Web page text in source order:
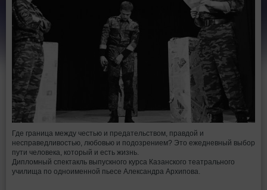
Где граница между честью и предательством, правдой и
несправедливостью, любовью и подозрением? Это ежедневный выбор
пути человека, который и есть жизнь.
Дипломный спектакль выпускного курса Казанского театрального
училища по одноименной пьесе Александра Архипова.